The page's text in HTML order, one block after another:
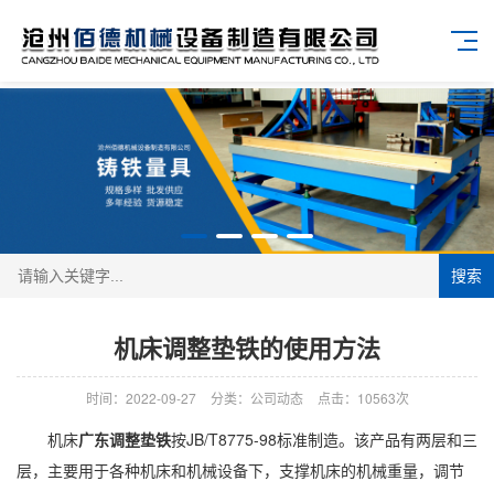
搜索
机床调整垫铁的使用方法
时间：2022-09-27 分类：公司动态 点击：10563次
机床广东调整垫铁按JB/T8775-98标准制造。该产品有两层和三
层，主要用于各种机床和机械设备下，支撑机床的机械重量，调节